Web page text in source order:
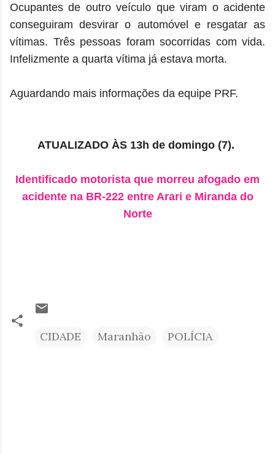
Ocupantes de outro veículo que viram o acidente
conseguiram desvirar o automóvel e resgatar as
vítimas. Três pessoas foram socorridas com vida.
Infelizmente a quarta vítima já estava morta.
Aguardando mais informações da equipe PRF.
ATUALIZADO ÀS 13h de domingo (7).
Identificado motorista que morreu afogado em
acidente na BR-222 entre Arari e Miranda do
Norte
CIDADE Maranhão POLÍCIA